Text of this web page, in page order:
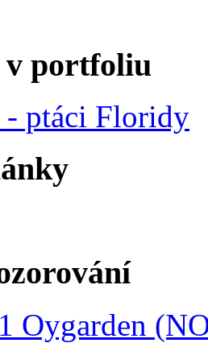
v portfoliu
ptáci Floridy
Oygarden